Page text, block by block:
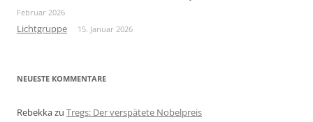
Februar 2026
Lichtgruppe 15. Januar 2026
NEUESTE KOMMENTARE
Rebekkazu Tregs: Der verspätete Nobelpreis